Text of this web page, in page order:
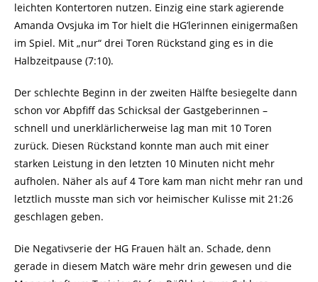
leichten Kontertoren nutzen. Einzig eine stark agierende
Amanda Ovsjuka im Tor hielt die HG’lerinnen einigermaßen
im Spiel. Mit „nur“ drei Toren Rückstand ging es in die
Halbzeitpause (7:10).
Der schlechte Beginn in der zweiten Hälfte besiegelte dann
schon vor Abpfiff das Schicksal der Gastgeberinnen –
schnell und unerklärlicherweise lag man mit 10 Toren
zurück. Diesen Rückstand konnte man auch mit einer
starken Leistung in den letzten 10 Minuten nicht mehr
aufholen. Näher als auf 4 Tore kam man nicht mehr ran und
letztlich musste man sich vor heimischer Kulisse mit 21:26
geschlagen geben.
Die Negativserie der HG Frauen hält an. Schade, denn
gerade in diesem Match wäre mehr drin gewesen und die